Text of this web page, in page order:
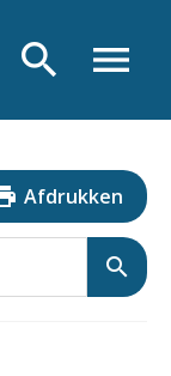
menu
search
Afdrukken
search